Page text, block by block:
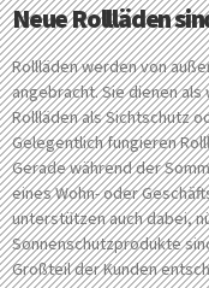
Neue Rollläden
Rollläden werden von
angebracht. Sie dienen
Rollläden als Sichtschutz
Gelegentlich fungieren
Gerade während der
eines Wohn- oder
unterstützen auch dabei,
Sonnenschutzprodukte
Großteil der Kunden